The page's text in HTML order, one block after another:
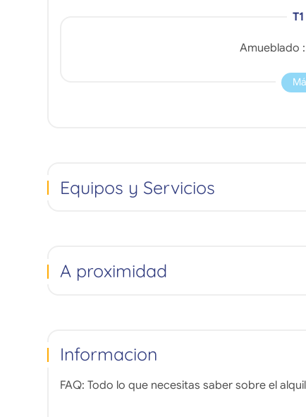
Amueblado :
Equipos y Servicios
A proximidad
Informacion
FAQ: Todo lo que necesitas saber sobre el